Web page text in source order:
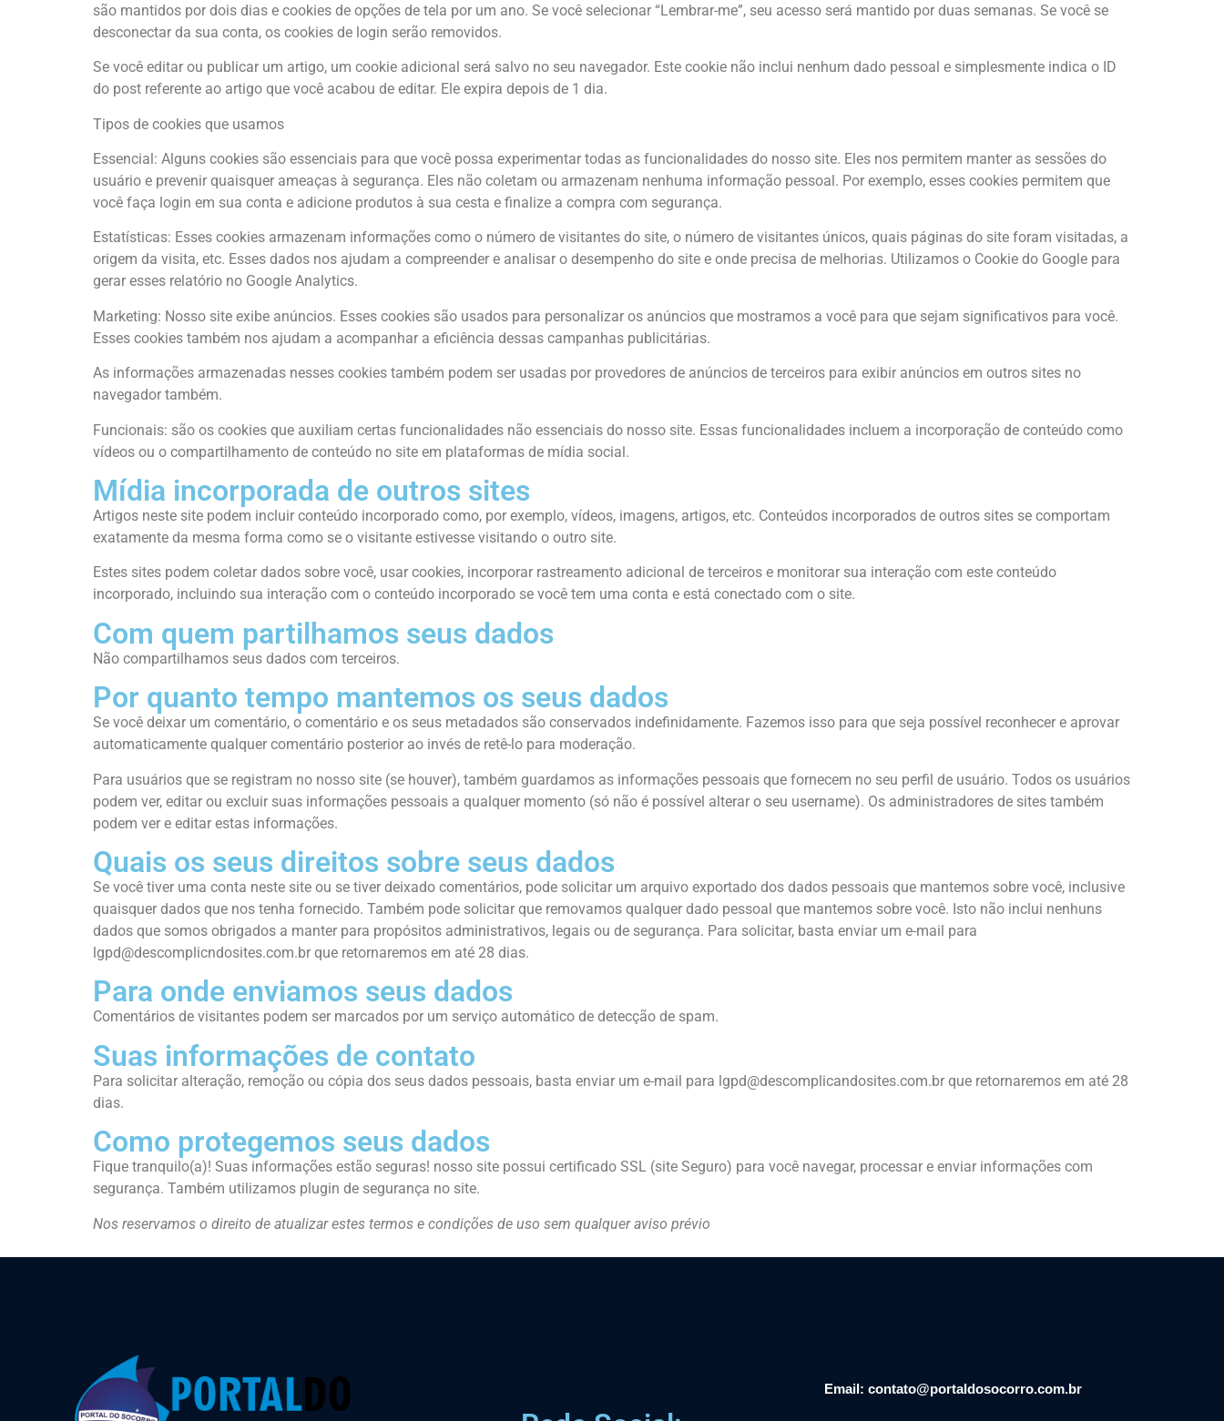
são mantidos por dois dias e cookies de opções de tela por um ano. Se você selecionar “Lembrar-me”, seu acesso será mantido por duas semanas. Se você se
desconectar da sua conta, os cookies de login serão removidos.
Se você editar ou publicar um artigo, um cookie adicional será salvo no seu navegador. Este cookie não inclui nenhum dado pessoal e simplesmente indica o ID
do post referente ao artigo que você acabou de editar. Ele expira depois de 1 dia.
Tipos de cookies que usamos
Essencial: Alguns cookies são essenciais para que você possa experimentar todas as funcionalidades do nosso site. Eles nos permitem manter as sessões do
usuário e prevenir quaisquer ameaças à segurança. Eles não coletam ou armazenam nenhuma informação pessoal. Por exemplo, esses cookies permitem que
você faça login em sua conta e adicione produtos à sua cesta e finalize a compra com segurança.
Estatísticas: Esses cookies armazenam informações como o número de visitantes do site, o número de visitantes únicos, quais páginas do site foram visitadas, a
origem da visita, etc. Esses dados nos ajudam a compreender e analisar o desempenho do site e onde precisa de melhorias. Utilizamos o Cookie do Google para
gerar esses relatório no Google Analytics.
Marketing: Nosso site exibe anúncios. Esses cookies são usados para personalizar os anúncios que mostramos a você para que sejam significativos para você.
Esses cookies também nos ajudam a acompanhar a eficiência dessas campanhas publicitárias.
As informações armazenadas nesses cookies também podem ser usadas por provedores de anúncios de terceiros para exibir anúncios em outros sites no
navegador também.
Funcionais: são os cookies que auxiliam certas funcionalidades não essenciais do nosso site. Essas funcionalidades incluem a incorporação de conteúdo como
vídeos ou o compartilhamento de conteúdo no site em plataformas de mídia social.
Mídia incorporada de outros sites
Artigos neste site podem incluir conteúdo incorporado como, por exemplo, vídeos, imagens, artigos, etc. Conteúdos incorporados de outros sites se comportam
exatamente da mesma forma como se o visitante estivesse visitando o outro site.
Estes sites podem coletar dados sobre você, usar cookies, incorporar rastreamento adicional de terceiros e monitorar sua interação com este conteúdo
incorporado, incluindo sua interação com o conteúdo incorporado se você tem uma conta e está conectado com o site.
Com quem partilhamos seus dados
Não compartilhamos seus dados com terceiros.
Por quanto tempo mantemos os seus dados
Se você deixar um comentário, o comentário e os seus metadados são conservados indefinidamente. Fazemos isso para que seja possível reconhecer e aprovar
automaticamente qualquer comentário posterior ao invés de retê-lo para moderação.
Para usuários que se registram no nosso site (se houver), também guardamos as informações pessoais que fornecem no seu perfil de usuário. Todos os usuários
podem ver, editar ou excluir suas informações pessoais a qualquer momento (só não é possível alterar o seu username). Os administradores de sites também
podem ver e editar estas informações.
Quais os seus direitos sobre seus dados
Se você tiver uma conta neste site ou se tiver deixado comentários, pode solicitar um arquivo exportado dos dados pessoais que mantemos sobre você, inclusive
quaisquer dados que nos tenha fornecido. Também pode solicitar que removamos qualquer dado pessoal que mantemos sobre você. Isto não inclui nenhuns
dados que somos obrigados a manter para propósitos administrativos, legais ou de segurança. Para solicitar, basta enviar um e-mail para
lgpd@descomplicndosites.com.br que retornaremos em até 28 dias.
Para onde enviamos seus dados
Comentários de visitantes podem ser marcados por um serviço automático de detecção de spam.
Suas informações de contato
Para solicitar alteração, remoção ou cópia dos seus dados pessoais, basta enviar um e-mail para lgpd@descomplicandosites.com.br que retornaremos em até 28
dias.
Como protegemos seus dados
Fique tranquilo(a)! Suas informações estão seguras! nosso site possui certificado SSL (site Seguro) para você navegar, processar e enviar informações com
segurança. Também utilizamos plugin de segurança no site.
Nos reservamos o direito de atualizar estes termos e condições de uso sem qualquer aviso prévio
Email: contato@portaldosocorro.com.br